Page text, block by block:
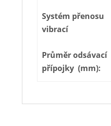
Systém přenosu
vibrací
Průměr odsávací
přípojky (mm):